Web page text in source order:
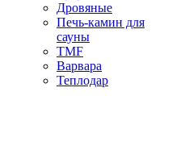
Дровяные
Печь-камин для
сауны
TMF
Варвара
Теплодар